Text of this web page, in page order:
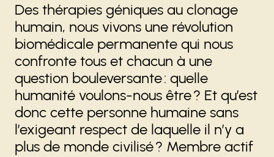
Des thérapies géniques au clonage
humain, nous vivons une révolution
biomédicale permanente qui nous
confronte tous et chacun à une
question bouleversante : quelle
humanité voulons-nous être ? Et qu’est
donc cette personne humaine sans
l’exigeant respect de laquelle il n’y a
plus de monde civilisé ? Membre actif